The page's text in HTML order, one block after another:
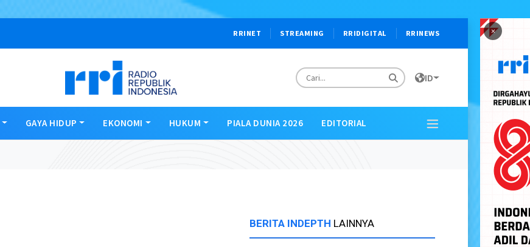
×
RRINET STREAMING RRIDIGITAL RRINEWS
ID
GAYA HIDUP EKONOMI HUKUM PIALA DUNIA 2026 EDITORIAL
BERITA INDEPTH LAINNYA